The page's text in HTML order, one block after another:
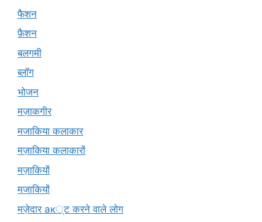
फैशन
फ़ैशन
बलगमी
ब्लॉग
भोजन
मज़ाकगीर
मजाकिया कलाकार
मज़ाकिया कलाकारों
मज़ाकियों
मजाकियों
मज़ेदार ак्ट करने वाले लोग